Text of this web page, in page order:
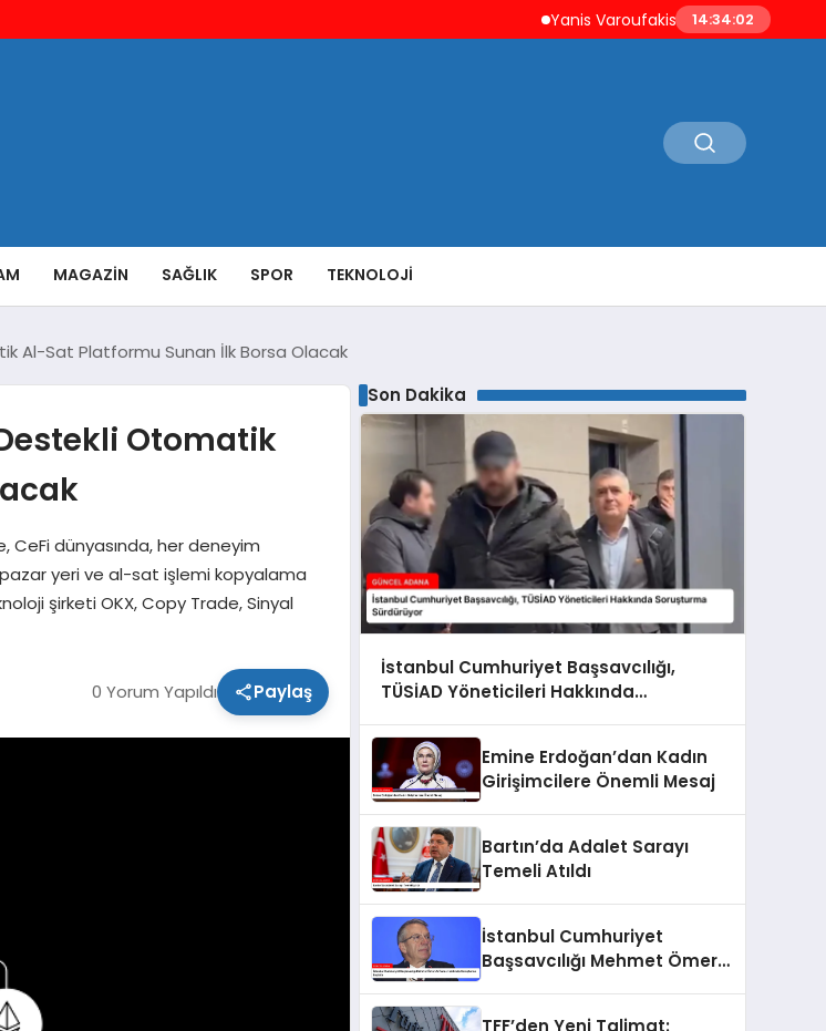
Yanis Varoufakis’ten Atina’ya ‘Aşil Kalkanı’
14:34:03
MAGAZIN SAĞLIK SPOR TEKNOLOJI
Al-Sat Platformu Sunan İlk Borsa Olacak
Otomatik
CeFi dünyasında, her deneyim
yeri ve al-sat işlemi kopyalama
şirketi OKX, Copy Trade, Sinyal
0 Yorum Yapıldı Paylaş
Son Dakika
İstanbul Cumhuriyet Başsavcılığı,
TÜSİAD Yöneticileri Hakkında
Emine Erdoğan’dan Kadın
Girişimcilere Önemli Mesaj
Bartın’da Adalet Sarayı
Temeli Atıldı
İstanbul Cumhuriyet
Başsavcılığı Mehmet Ömer
TFF’den Yeni Talimat: